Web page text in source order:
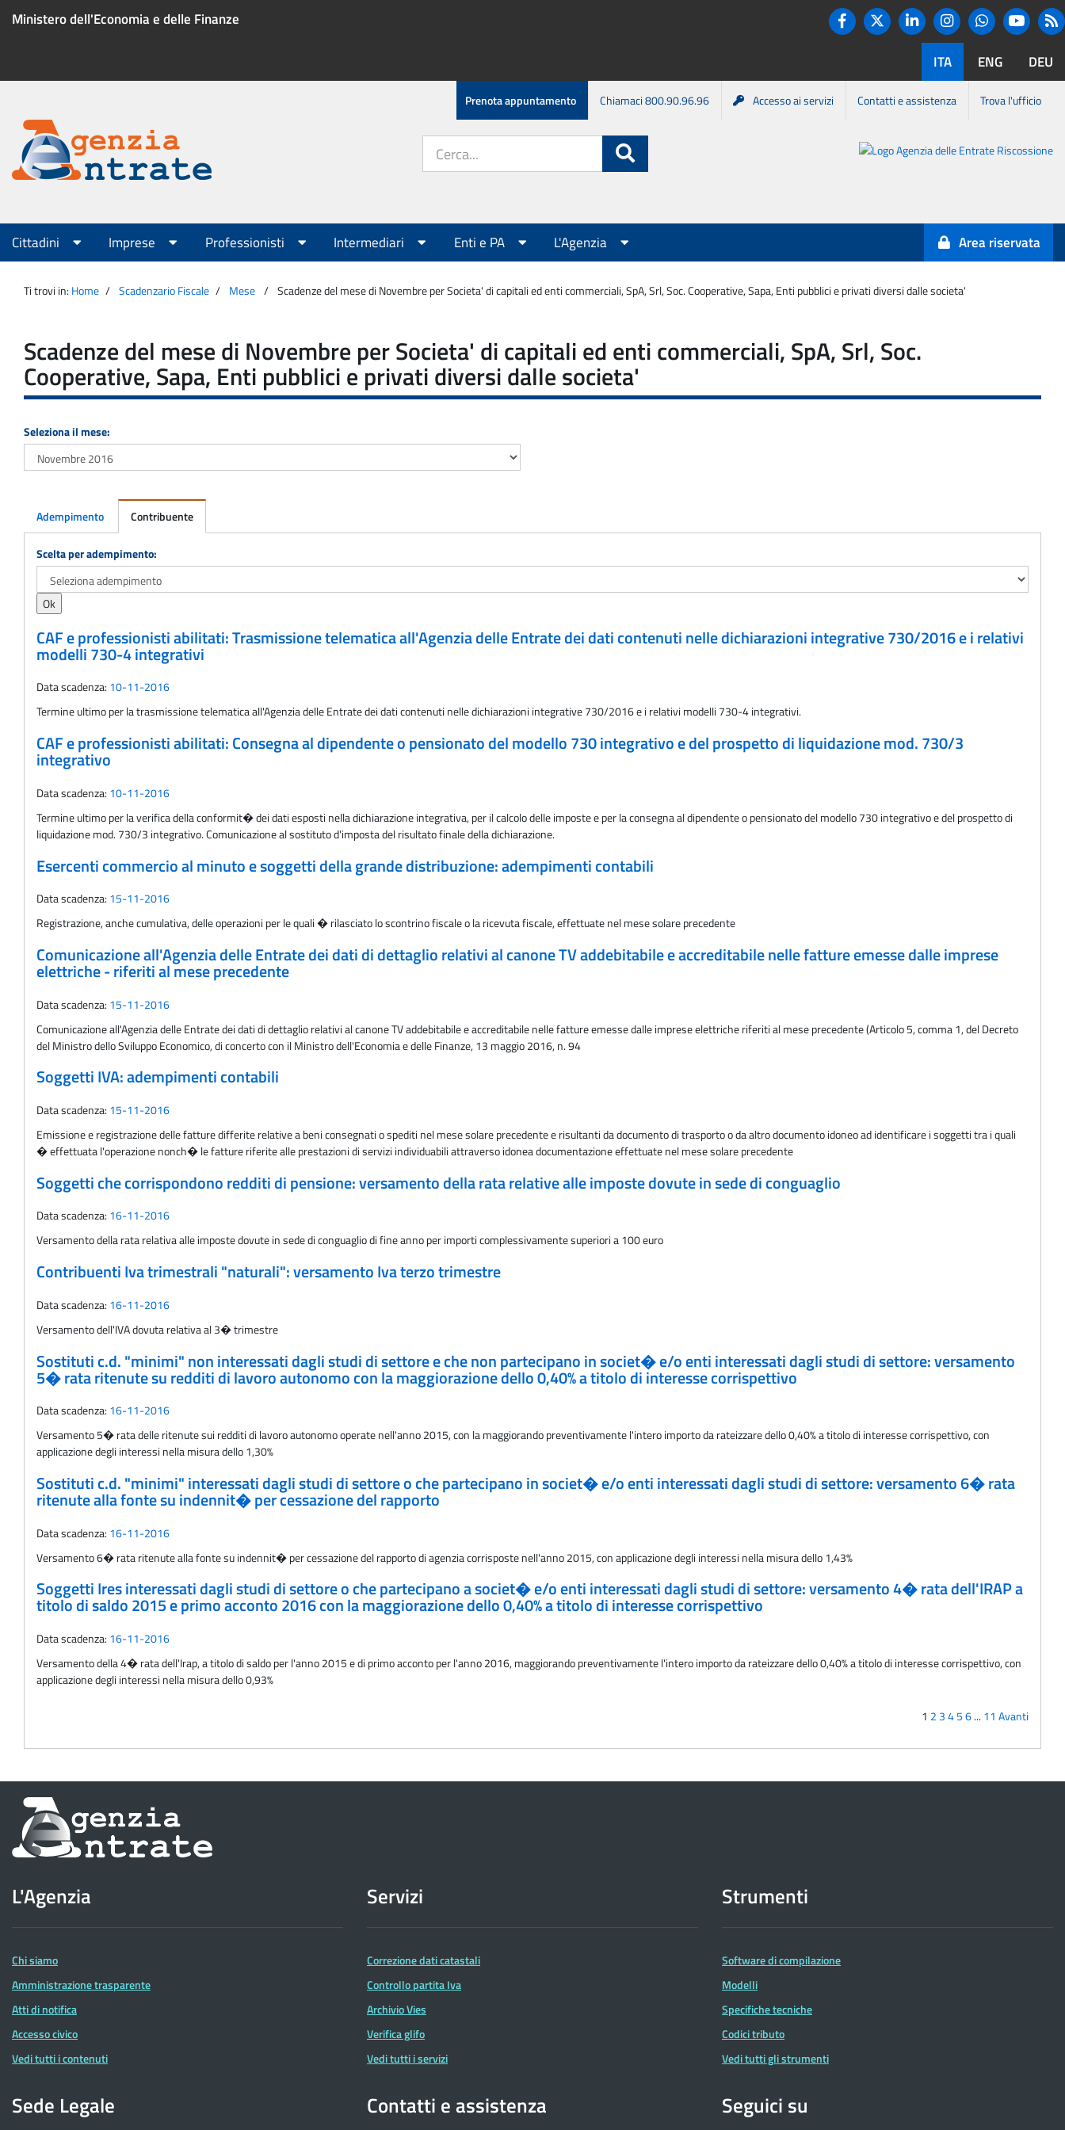
Ministero dell'Economia e delle Finanze
Twitter
LinkedinInstagram
ITA ENG DEU
Menu
servizio
Prenota appuntamento Chiamaci 800.90.96.96 Accesso ai servizi Contatti e assistenza Trova l'ufficio
Agenzia
Entrate
sito:
Agenzia
Entrate-
Riscossione
Menu
principale
Cittadini Imprese Professionisti Intermediari Enti e PA L'Agenzia Area riservata
Ti trovi in: Home Scadenzario Fiscale Mese Scadenze del mese di Novembre per Societa' di capitali ed enti commerciali, SpA, Srl, Soc. Cooperative, Sapa, Enti pubblici e privati diversi dalle societa'
Scadenze del mese di Novembre per Societa' di capitali ed enti commerciali, SpA, Srl, Soc.
Cooperative, Sapa, Enti pubblici e privati diversi dalle societa'
Seleziona il mese:
Adempimento Contribuente
Adempimento
Scelta per adempimento:
CAF e professionisti abilitati: Trasmissione telematica all'Agenzia delle Entrate dei dati contenuti nelle dichiarazioni integrative 730/2016 e i relativi
modelli 730-4 integrativi
Data scadenza: 10-11-2016
Termine ultimo per la trasmissione telematica all'Agenzia delle Entrate dei dati contenuti nelle dichiarazioni integrative 730/2016 e i relativi modelli 730-4 integrativi.
CAF e professionisti abilitati: Consegna al dipendente o pensionato del modello 730 integrativo e del prospetto di liquidazione mod. 730/3
integrativo
Data scadenza: 10-11-2016
Termine ultimo per la verifica della conformit� dei dati esposti nella dichiarazione integrativa, per il calcolo delle imposte e per la consegna al dipendente o pensionato del modello 730 integrativo e del prospetto di
liquidazione mod. 730/3 integrativo. Comunicazione al sostituto d'imposta del risultato finale della dichiarazione.
Esercenti commercio al minuto e soggetti della grande distribuzione: adempimenti contabili
Data scadenza: 15-11-2016
Registrazione, anche cumulativa, delle operazioni per le quali � rilasciato lo scontrino fiscale o la ricevuta fiscale, effettuate nel mese solare precedente
Comunicazione all'Agenzia delle Entrate dei dati di dettaglio relativi al canone TV addebitabile e accreditabile nelle fatture emesse dalle imprese
elettriche - riferiti al mese precedente
Data scadenza: 15-11-2016
Comunicazione all'Agenzia delle Entrate dei dati di dettaglio relativi al canone TV addebitabile e accreditabile nelle fatture emesse dalle imprese elettriche riferiti al mese precedente (Articolo 5, comma 1, del Decreto
del Ministro dello Sviluppo Economico, di concerto con il Ministro dell'Economia e delle Finanze, 13 maggio 2016, n. 94
Soggetti IVA: adempimenti contabili
Data scadenza: 15-11-2016
Emissione e registrazione delle fatture differite relative a beni consegnati o spediti nel mese solare precedente e risultanti da documento di trasporto o da altro documento idoneo ad identificare i soggetti tra i quali
� effettuata l'operazione nonch� le fatture riferite alle prestazioni di servizi individuabili attraverso idonea documentazione effettuate nel mese solare precedente
Soggetti che corrispondono redditi di pensione: versamento della rata relative alle imposte dovute in sede di conguaglio
Data scadenza: 16-11-2016
Versamento della rata relativa alle imposte dovute in sede di conguaglio di fine anno per importi complessivamente superiori a 100 euro
Contribuenti Iva trimestrali "naturali": versamento Iva terzo trimestre
Data scadenza: 16-11-2016
Versamento dell'IVA dovuta relativa al 3� trimestre
Sostituti c.d. "minimi" non interessati dagli studi di settore e che non partecipano in societ� e/o enti interessati dagli studi di settore: versamento
5� rata ritenute su redditi di lavoro autonomo con la maggiorazione dello 0,40% a titolo di interesse corrispettivo
Data scadenza: 16-11-2016
Versamento 5� rata delle ritenute sui redditi di lavoro autonomo operate nell'anno 2015, con la maggiorando preventivamente l'intero importo da rateizzare dello 0,40% a titolo di interesse corrispettivo, con
applicazione degli interessi nella misura dello 1,30%
Sostituti c.d. "minimi" interessati dagli studi di settore o che partecipano in societ� e/o enti interessati dagli studi di settore: versamento 6� rata
ritenute alla fonte su indennit� per cessazione del rapporto
Data scadenza: 16-11-2016
Versamento 6� rata ritenute alla fonte su indennit� per cessazione del rapporto di agenzia corrisposte nell'anno 2015, con applicazione degli interessi nella misura dello 1,43%
Soggetti Ires interessati dagli studi di settore o che partecipano a societ� e/o enti interessati dagli studi di settore: versamento 4� rata dell'IRAP a
titolo di saldo 2015 e primo acconto 2016 con la maggiorazione dello 0,40% a titolo di interesse corrispettivo
Data scadenza: 16-11-2016
Versamento della 4� rata dell'Irap, a titolo di saldo per l'anno 2015 e di primo acconto per l'anno 2016, maggiorando preventivamente l'intero importo da rateizzare dello 0,40% a titolo di interesse corrispettivo, con
applicazione degli interessi nella misura dello 0,93%
1 2 3456... 11 Avanti
Informazioni
sul
dell'Agenzia
delle
Entrate
L'Agenzia
Chi siamo
Amministrazione trasparente
Atti di notifica
Accesso civico
Vedi tutti i contenuti
Servizi
Correzione dati catastali
Controllo partita Iva
Archivio Vies
Verifica glifo
Vedi tutti i servizi
Strumenti
Software di compilazione
Modelli
Specifiche tecniche
Codici tributo
Vedi tutti gli strumenti
Sede Legale Contatti e assistenza Seguici su